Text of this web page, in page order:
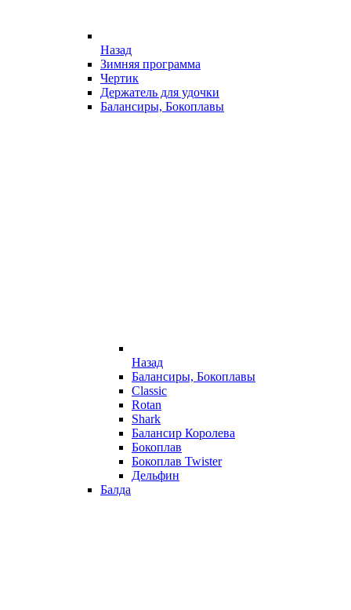
Назад
Зимняя программа
Чертик
Держатель для удочки
Балансиры, Бокоплавы
Назад
Балансиры, Бокоплавы
Classic
Rotan
Shark
Балансир Королева
Бокоплав
Бокоплав Twister
Дельфин
Балда